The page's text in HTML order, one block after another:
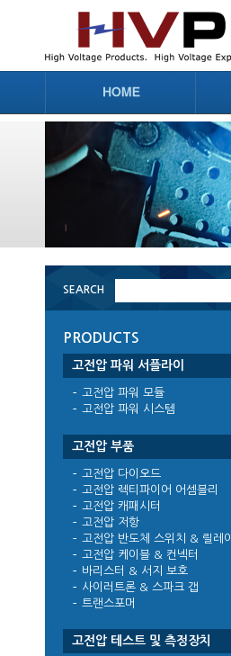
SEARCH
PRODUCTS
고전압 파워 서플라이
고전압 파워 모듈
고전압 파워 시스템
고전압 부품
고전압 다이오드
고전압 렉티파이어 어셈블리
고전압 캐패시터
고전압 저항
고전압 반도체 스위치 & 릴레이
고전압 케이블 & 컨넥터
바리스터 & 서지 보호
사이러트론 & 스파크 갭
트랜스포머
고전압 테스트 및 측정장치